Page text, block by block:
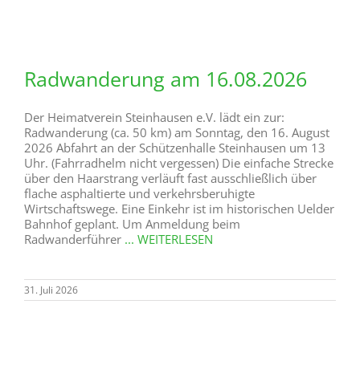
Radwanderung am 16.08.2026
Der Heimatverein Steinhausen e.V. lädt ein zur:
Radwanderung (ca. 50 km) am Sonntag, den 16. August
2026 Abfahrt an der Schützenhalle Steinhausen um 13
Uhr. (Fahrradhelm nicht vergessen) Die einfache Strecke
über den Haarstrang verläuft fast ausschließlich über
flache asphaltierte und verkehrsberuhigte
Wirtschaftswege. Eine Einkehr ist im historischen Uelder
Bahnhof geplant. Um Anmeldung beim
Radwanderführer ... WEITERLESEN
31. Juli 2026